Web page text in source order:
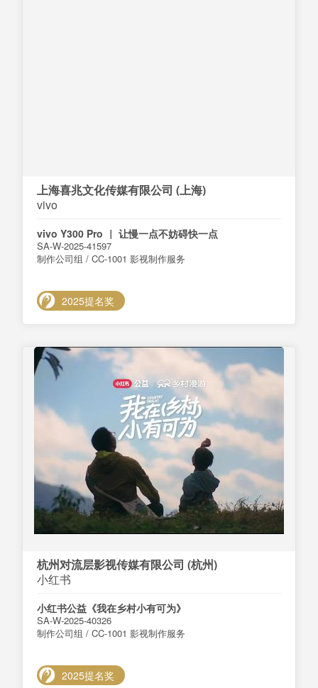
上海喜兆文化传媒有限公司 (上海)
vivo
vivo Y300 Pro ｜ 让慢一点不妨碍快一点
SA-W-2025-41597
制作公司组 / CC-1001 影视制作服务
2025提名奖
杭州对流层影视传媒有限公司 (杭州)
小红书
小红书公益《我在乡村小有可为》
SA-W-2025-40326
制作公司组 / CC-1001 影视制作服务
2025提名奖